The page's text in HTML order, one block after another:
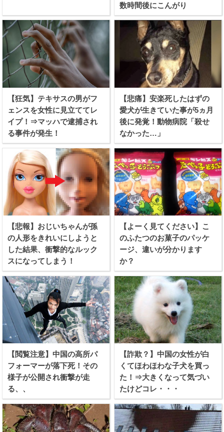
数時間後にこんがり
【狂気】テキサスの男がフ
ェンスを女性に見立ててレ
イプ！⇒マッハで逮捕され
る事件が発生！
【悲痛】安楽死したはずの
愛犬が生きていた事が5ヵ月
後に発覚！動物病院「殺せ
なかった…」
【悲報】おじいちゃんが孫
の人形をきれいにしようと
した結果、衝撃的なルック
スになってしまう！
【よーく見てください】こ
のふたつのお菓子のパッケ
ージ、違いが分かります
か？
【閲覧注意】中国の高所パ
フォーマーが落下死！その
様子が公開され衝撃が走
る、、
【詐欺？】中国の女性が白
くてほわほわな子犬を買っ
た！⇒大きくなって気づい
たけどコレ・・・